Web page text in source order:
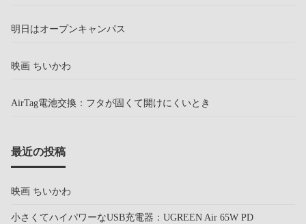
明日はオープンキャンパス
映画 ちいかわ
AirTag電池交換：フタが固くて開けにくいとき
最近の投稿
映画 ちいかわ
小さくてハイパワーなUSB充電器：UGREEN Air 65W PD